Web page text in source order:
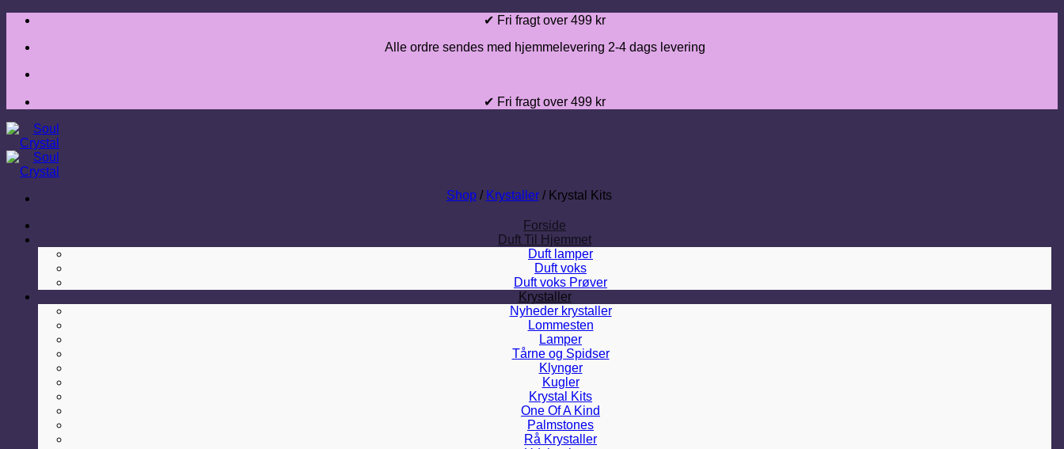
Fortsæt
indhold
✔ Fri fragt over 499 kr
Alle ordre sendes med hjemmelevering 2-4 dags levering
✔ Fri fragt over 499 kr
Forside
Duft Til Hjemmet
Duft lamper
Duft voks
Duft voks Prøver
Krystaller
Nyheder krystaller
Lommesten
Lamper
Tårne og Spidser
Klynger
Kugler
Krystal Kits
One Of A Kind
Palmstones
Rå Krystaller
Shop / Krystaller /Krystal Kits